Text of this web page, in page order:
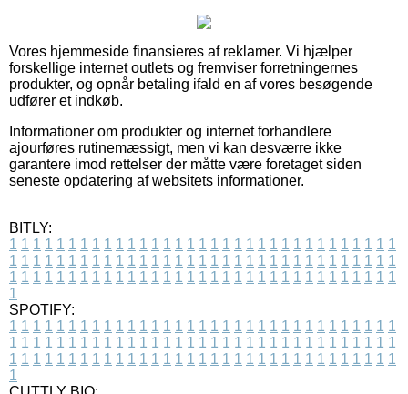
Vores hjemmeside finansieres af reklamer. Vi hjælper
forskellige internet outlets og fremviser forretningernes
produkter, og opnår betaling ifald en af vores besøgende
udfører et indkøb.
Informationer om produkter og internet forhandlere
ajourføres rutinemæssigt, men vi kan desværre ikke
garantere imod rettelser der måtte være foretaget siden
seneste opdatering af websitets informationer.
BITLY:
1 1 1 1 1 1 1 1 1 1 1 1 1 1 1 1 1 1 1 1 1 1 1 1 1 1 1 1 1 1 1 1 1
1 1 1 1 1 1 1 1 1 1 1 1 1 1 1 1 1 1 1 1 1 1 1 1 1 1 1 1 1 1 1 1 1
1 1 1 1 1 1 1 1 1 1 1 1 1 1 1 1 1 1 1 1 1 1 1 1 1 1 1 1 1 1 1 1 1
1
SPOTIFY:
1 1 1 1 1 1 1 1 1 1 1 1 1 1 1 1 1 1 1 1 1 1 1 1 1 1 1 1 1 1 1 1 1
1 1 1 1 1 1 1 1 1 1 1 1 1 1 1 1 1 1 1 1 1 1 1 1 1 1 1 1 1 1 1 1 1
1 1 1 1 1 1 1 1 1 1 1 1 1 1 1 1 1 1 1 1 1 1 1 1 1 1 1 1 1 1 1 1 1
1